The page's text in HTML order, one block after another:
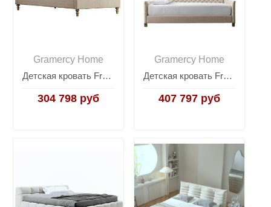
Gramercy Home
Детская кровать Franklin
304 798 руб
Gramercy Home
Детская кровать Franklin Daybed
407 797 руб